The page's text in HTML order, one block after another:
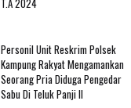
Personil Unit Reskrim Polsek
Kampung Rakyat Mengamankan
Seorang Pria Diduga Pengedar
Sabu Di Teluk Panji II